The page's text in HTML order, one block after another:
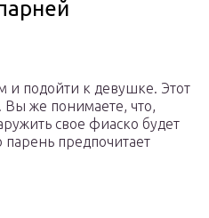
и подойти к девушке. Этот
же понимаете, что,
свое фиаско будет
парень предпочитает